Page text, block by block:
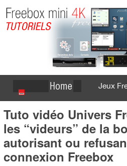
Jeux
Se
Tuto vidéo Univers
les “videurs” de la
autorisant ou
connexion Freebox